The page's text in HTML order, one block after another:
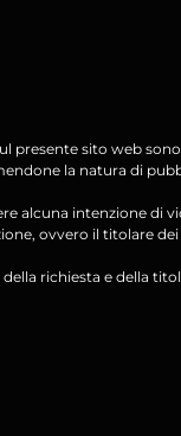
presente sito web
la natura di
alcuna intenzione
ovvero il titolare
richiesta e della